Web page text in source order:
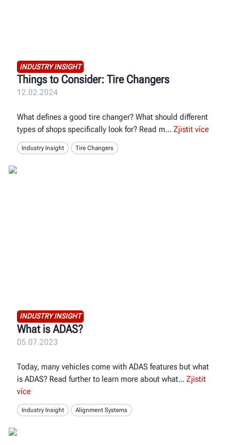
INDUSTRY INSIGHT
Things to Consider: Tire Changers
12.02.2024
What defines a good tire changer? What should different
types of shops specifically look for? Read m
Zjistit více
Industry Insight Tire Changers
INDUSTRY INSIGHT
What is ADAS?
05.07.2023
Today, many vehicles come with ADAS features but what
is ADAS? Read further to learn more about what
Zjistit
více
Industry Insight Alignment Systems